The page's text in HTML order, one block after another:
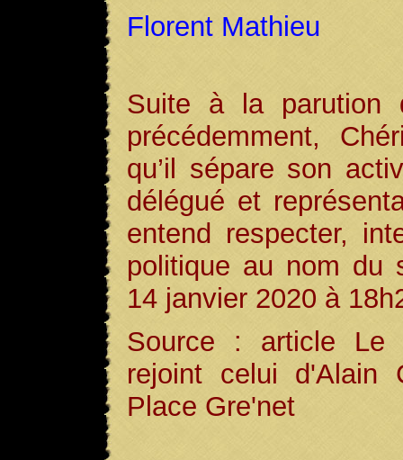
Florent Mathieu
Suite à la parution
précédemment,
qu’il sépare son
délégué et
entend respecter,
politique au nom du
14 janvier 2020 à
Source : article Le
rejoint celui d'Alain
Place Gre'net